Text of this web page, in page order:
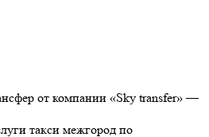
от компании «Sky transfer» —
такси межгород по